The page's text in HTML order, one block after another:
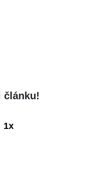
článku!
1x